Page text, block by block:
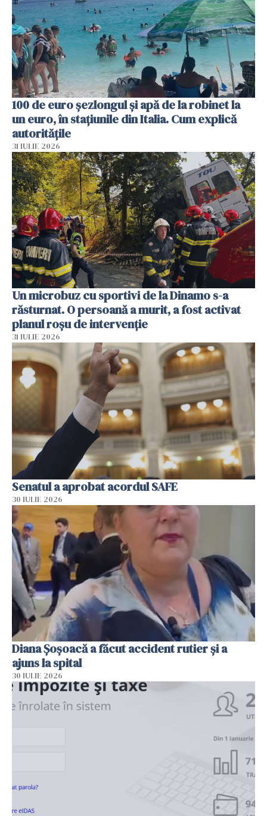
100 de euro șezlongul și apă de la robinet la
un euro, în stațiunile din Italia. Cum explică
autoritățile
31 IULIE 2026
Un microbuz cu sportivi de la Dinamo s-a
răsturnat. O persoană a murit, a fost activat
planul roșu de intervenție
31 IULIE 2026
Senatul a aprobat acordul SAFE
30 IULIE 2026
Diana Șoșoacă a făcut accident rutier și a
ajuns la spital
30 IULIE 2026